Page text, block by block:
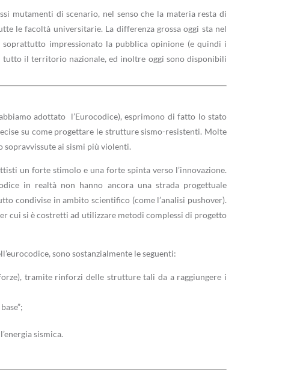
mutamenti di scenario, nel senso che la materia resta di
le facoltà universitarie. La differenza grossa oggi sta nel
impressionato la pubblica opinione (e quindi i
tutto il territorio nazionale, ed inoltre oggi sono disponibili
adottato l’Eurocodice), esprimono di fatto lo stato
su come progettare le strutture sismo-resistenti. Molte
ai sismi più violenti.
un forte stimolo e una forte spinta verso l’innovazione.
in realtà non hanno ancora una strada progettuale
condivise in ambito scientifico (come l’analisi pushover).
cui si è costretti ad utilizzare metodi complessi di progetto
sono sostanzialmente le seguenti:
tramite rinforzi delle strutture tali da a raggiungere i
sismica.